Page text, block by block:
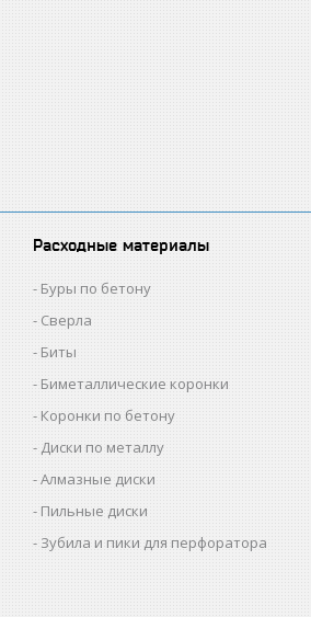
Расходные материалы
Буры по бетону
Сверла
Биты
Биметаллические коронки
Коронки по бетону
Диски по металлу
Алмазные диски
Пильные диски
Зубила и пики для перфоратора